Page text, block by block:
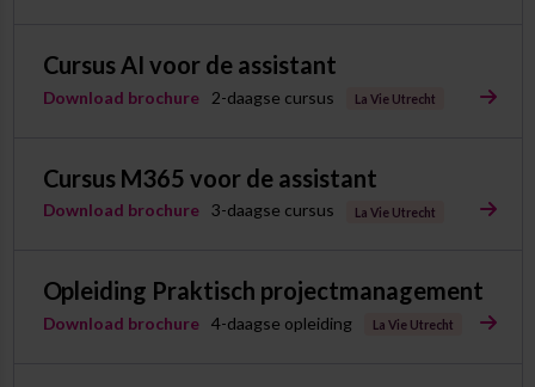
Cursus AI voor de assistant
Download brochure 2-daagse cursus La Vie Utrecht
Cursus M365 voor de assistant
Download brochure 3-daagse cursus La Vie Utrecht
Opleiding Praktisch projectmanagement
Download brochure 4-daagse opleiding La Vie Utrecht